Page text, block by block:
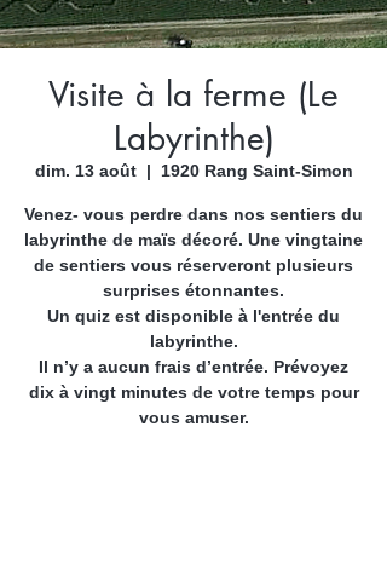
Visite à la ferme (Le
Labyrinthe)
dim. 13 août
  |
1920 Rang Saint-Simon
Venez- vous perdre dans nos sentiers du
labyrinthe de maïs décoré. Une vingtaine
de sentiers vous réserveront plusieurs
surprises étonnantes.
Un quiz est disponible à l'entrée du
labyrinthe.
Il n’y a aucun frais d’entrée. Prévoyez
dix à vingt minutes de votre temps pour
vous amuser.